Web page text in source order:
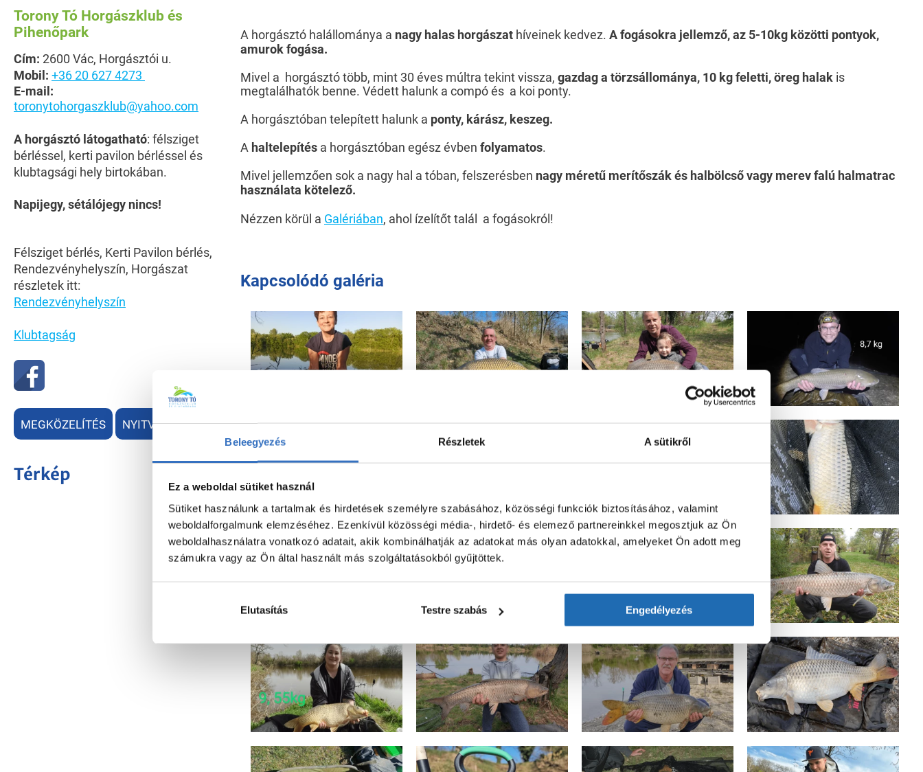
Beleegyezés Részletek A sütikről
Ez a weboldal sütiket használ
Sütiket használunk a tartalmak és hirdetések személyre szabásához, közösségi funkciók biztosításához, valamint
weboldalforgalmunk elemzéséhez. Ezenkívül közösségi média-, hirdető- és elemező partnereinkkel megosztjuk az Ön
weboldalhasználatra vonatkozó adatait, akik kombinálhatják az adatokat más olyan adatokkal, amelyeket Ön adott meg
számukra vagy az Ön által használt más szolgáltatásokból gyűjtöttek.
Elutasítás Testre szabás Engedélyezés
Torony Tó Horgászklub és
Pihenőpark
Cím: 2600 Vác, Horgásztói u.
Mobil: +36 20 627 4273
E-mail:
toronytohorgaszklub@yahoo.com
A horgásztó látogatható: félsziget
bérléssel, kerti pavilon bérléssel és
klubtagsági hely birtokában.
Napijegy, sétálójegy nincs!
Félsziget bérlés, Kerti Pavilon bérlés,
Rendezvényhelyszín, Horgászat
részletek itt:
Rendezvényhelyszín
Klubtagság
MEGKÖZELÍTÉS NYITVATARTÁS
Térkép
A horgásztó halállománya a nagy halas horgászat híveinek kedvez. A fogásokra jellemző, az 5-10kg közötti pontyok,
amurok fogása.
Mivel a horgásztó több, mint 30 éves múltra tekint vissza, gazdag a törzsállománya, 10 kg feletti, öreg halak is
megtalálhatók benne. Védett halunk a compó és a koi ponty.
A horgásztóban telepített halunk a ponty, kárász, keszeg.
A haltelepítés a horgásztóban egész évben folyamatos.
Mivel jellemzően sok a nagy hal a tóban, felszerésben nagy méretű merítőszák és halbölcső vagy merev falú halmatrac
használata kötelező.
Nézzen körül a Galériában, ahol ízelítőt talál a fogásokról!
Kapcsolódó galéria